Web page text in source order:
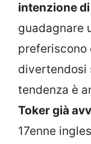
intenzione
guadagnare
preferiscono
divertendosi
tendenza è
Toker già
17enne